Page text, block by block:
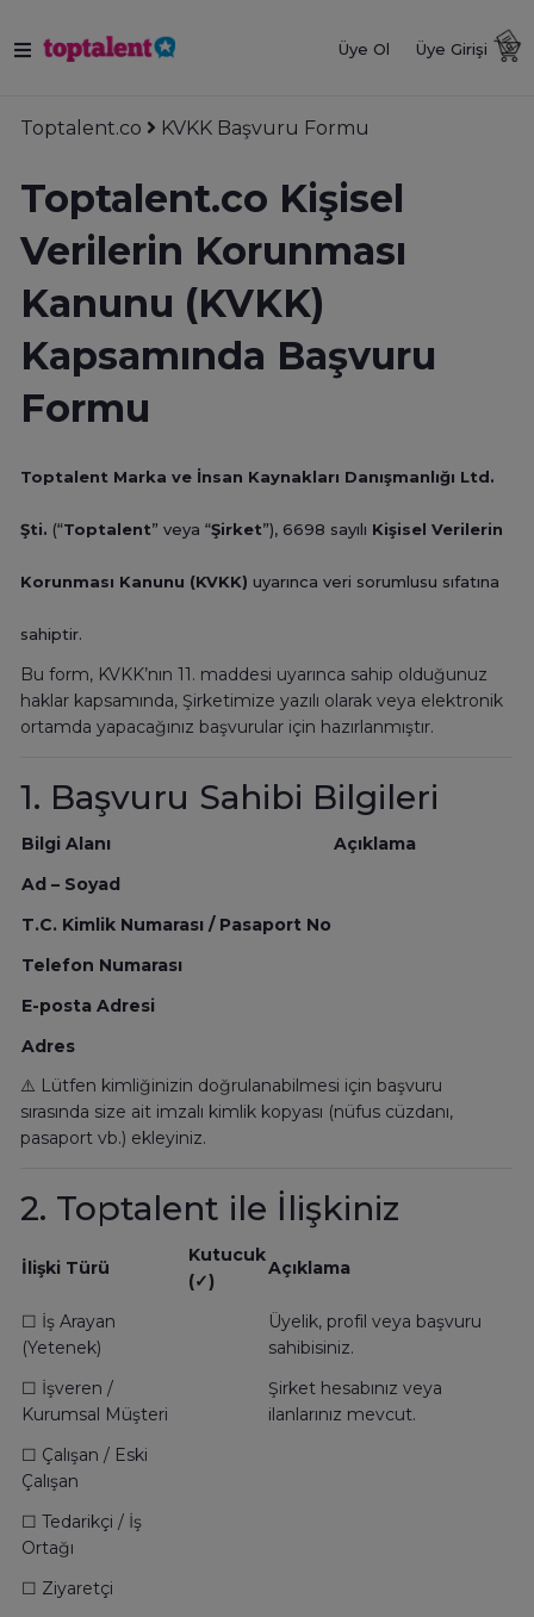
Üye Ol Üye Girişi
Toptalent.co KVKK Başvuru Formu
Toptalent.co Kişisel
Verilerin Korunması
Kanunu (KVKK)
Kapsamında Başvuru
Formu
Toptalent Marka ve İnsan Kaynakları Danışmanlığı Ltd.
Şti. (“Toptalent” veya “Şirket”), 6698 sayılı Kişisel Verilerin
Korunması Kanunu (KVKK) uyarınca veri sorumlusu sıfatına
sahiptir.
Bu form, KVKK’nın 11. maddesi uyarınca sahip olduğunuz
haklar kapsamında, Şirketimize yazılı olarak veya elektronik
ortamda yapacağınız başvurular için hazırlanmıştır.
1. Başvuru Sahibi Bilgileri
Bilgi Alanı
Açıklama
Ad – Soyad
T.C. Kimlik Numarası / Pasaport No
Telefon Numarası
E-posta Adresi
Adres
⚠️ Lütfen kimliğinizin doğrulanabilmesi için başvuru
sırasında size ait imzalı kimlik kopyası (nüfus cüzdanı,
pasaport vb.) ekleyiniz.
2. Toptalent ile İlişkiniz
İlişki Türü
Kutucuk
(✓)
Açıklama
☐ İş Arayan
(Yetenek)
Üyelik, profil veya başvuru
sahibisiniz.
☐ İşveren /
Kurumsal Müşteri
Şirket hesabınız veya
ilanlarınız mevcut.
☐ Çalışan / Eski
Çalışan
☐ Tedarikçi / İş
Ortağı
☐ Ziyaretçi